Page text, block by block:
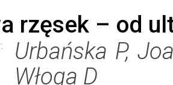
rzęsek – od
Urbańska P,
Włoga D